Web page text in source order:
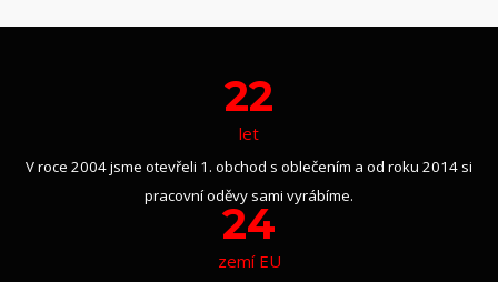
22
let
V roce 2004 jsme otevřeli 1. obchod s oblečením a od roku 2014 si
pracovní oděvy sami vyrábíme.
24
zemí EU